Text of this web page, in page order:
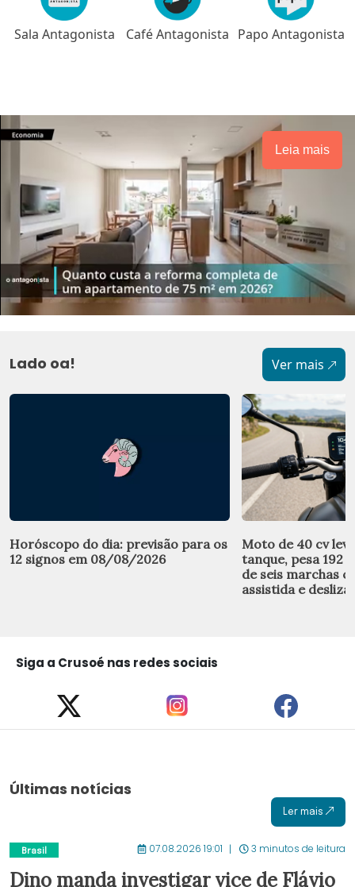
Sala Antagonista Café Antagonista Papo Antagonista
Leia mais
Lado oa! Ver mais
Horóscopo do dia: previsão para os
12 signos em 08/08/2026
Moto de 40 cv
tanque, pesa 192
de seis marchas
assistida e
Siga a Crusoé nas redes sociais
Últimas notícias
Ler mais
Brasil 07.08.2026 19:01 3 minutos de leitura
Dino manda investigar vice de Flávio